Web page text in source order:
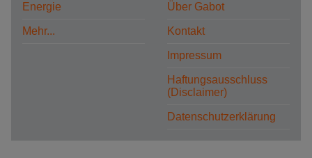
Energie
Mehr...
Über Gabot
Kontakt
Impressum
Haftungsausschluss
(Disclaimer)
Datenschutzerklärung